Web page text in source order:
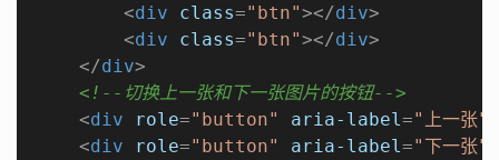
<div class="btn"></div>
<div class="btn"></div>
</div>
<!--切换上一张和下一张图片的按钮-->
<div role="button" aria-label="上一张"
<div role="button" aria-label="下一张"